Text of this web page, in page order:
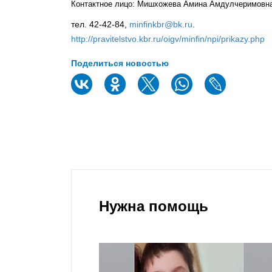
Контактное лицо: Мишхожева Амина
тел. 42-42-84, minfinkbr@bk.ru
http://pravitelstvo.kbr.ru/oigv/minfin/npi/prikazy.php
Поделиться новостью
Нужна помощь